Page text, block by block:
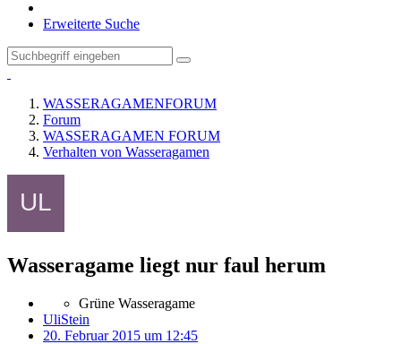
Erweiterte Suche
WASSERAGAMENFORUM
Forum
WASSERAGAMEN FORUM
Verhalten von Wasseragamen
Wasseragame liegt nur faul herum
Grüne Wasseragame
UliStein
20. Februar 2015 um 12:45